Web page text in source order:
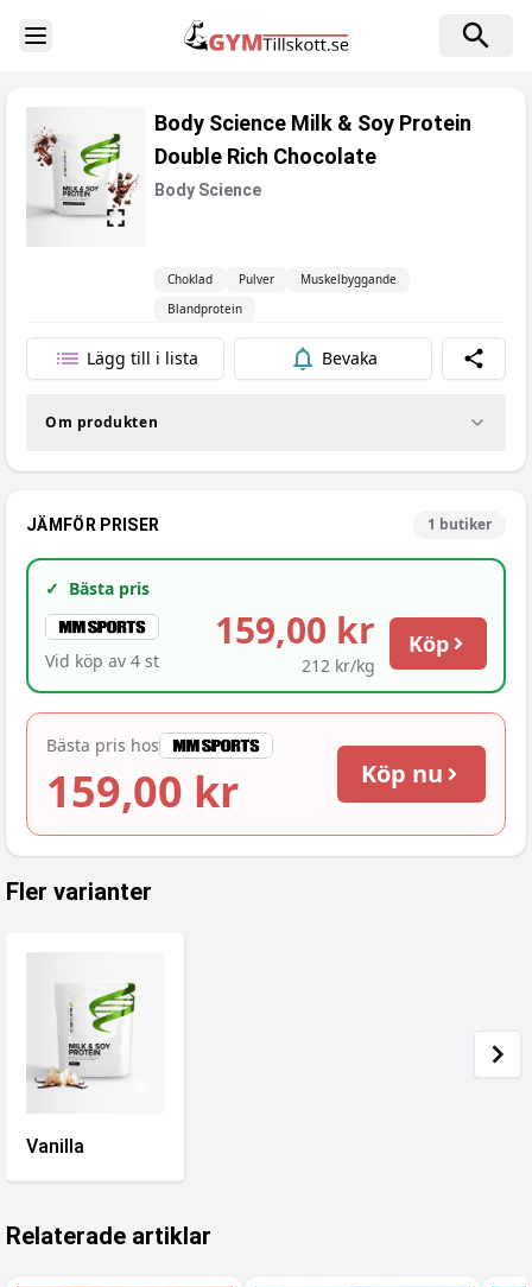
Toggle Sidebar
Body Science Milk & Soy Protein
Double Rich Chocolate
Body Science
Choklad Pulver
Muskelbyggande
Blandprotein
Lägg till i lista Bevaka Dela
Om produkten
JÄMFÖR PRISER 1 butiker
✓ Bästa pris
Vid köp av 4 st
159,00 kr
212 kr/kg
Köp
Bästa pris hos
159,00 kr Köp nu
Fler varianter
Vanilla
Relaterade artiklar